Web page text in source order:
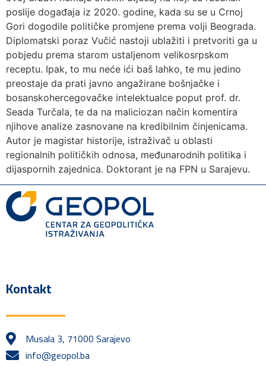
poslije događaja iz 2020. godine, kada su se u Crnoj
Gori dogodile političke promjene prema volji Beograda.
Diplomatski poraz Vučić nastoji ublažiti i pretvoriti ga u
pobjedu prema starom ustaljenom velikosrpskom
receptu. Ipak, to mu neće ići baš lahko, te mu jedino
preostaje da prati javno angažirane bošnjačke i
bosanskohercegovačke intelektualce poput prof. dr.
Seada Turčala, te da na maliciozan način komentira
njihove analize zasnovane na kredibilnim činjenicama.
Autor je magistar historije, istraživač u oblasti
regionalnih političkih odnosa, međunarodnih politika i
dijaspornih zajednica. Doktorant je na FPN u Sarajevu.
Kontakt
Musala 3, 71000 Sarajevo
info@geopol.ba